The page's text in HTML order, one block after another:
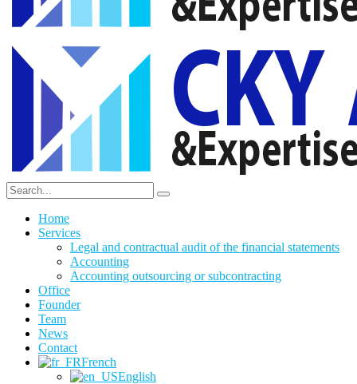
Home
Services
Legal and contractual audit of the financial statements
Accounting
Accounting outsourcing or subcontracting
Office
Founder
Team
News
Contact
French
English